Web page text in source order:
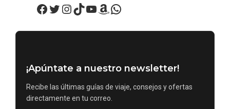
Facebook
Twitter
Instagram
TikTok
YouTube
Amazon
WhatsApp
¡Apúntate a nuestro newsletter!
Recibe las últimas guías de viaje, consejos y ofertas
directamente en tu correo.